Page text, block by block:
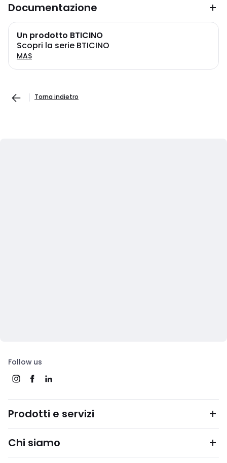
Documentazione
Un prodotto BTICINO
Scopri la serie BTICINO
MAS
Torna indietro
Follow us
Prodotti e servizi
Chi siamo